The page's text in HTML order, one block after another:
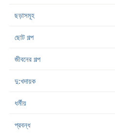
ছড়াসমূহ
ছোট গল্প
জীবনের গল্প
দু:খদায়ক
ধর্মীয়
প্রবন্ধ